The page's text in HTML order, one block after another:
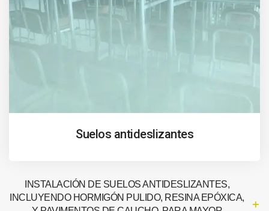
Suelos antideslizantes
INSTALACIÓN DE SUELOS ANTIDESLIZANTES,
INCLUYENDO HORMIGÓN PULIDO, RESINA EPÓXICA,